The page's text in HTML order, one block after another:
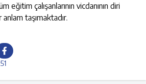
eğitim çalışanlarının vicdanının diri
taşımaktadır.